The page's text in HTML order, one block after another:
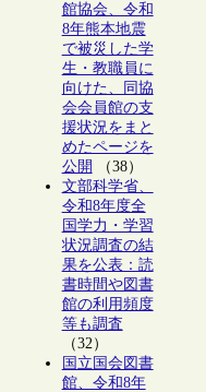
館協会、令和
8年熊本地震
で被災した学
生・教職員に
向けた、同協
会会員館の支
援状況をまと
めたページを
公開
（38）
文部科学省、
令和8年度全
国学力・学習
状況調査の結
果を公表：読
書時間や図書
館の利用頻度
等も調査
（32）
国立国会図書
館、令和8年